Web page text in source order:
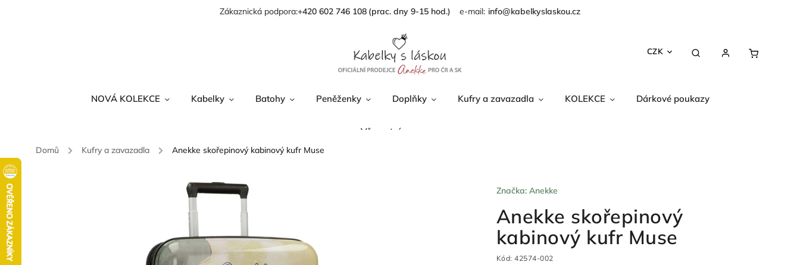
Zákaznická podpora:+420 602 746 108 info@kabelkyslaskou.cz
CZK
NOVÁ KOLEKCE Kabelky Batohy Peněženky Doplňky Kufry a zavazadla KOLEKCE Dárkové poukazy
Věrnostní program
Domů / Kufry a zavazadla / Anekke skořepinový kabinový kufr Muse
Anekke skořepinový
kabinový kufr Muse
Kód: 42574-002
Značka: Anekke